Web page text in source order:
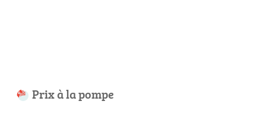
Prix à la pompe